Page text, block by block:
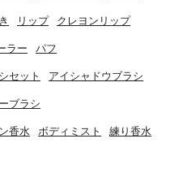
リップ クレヨンリップ
ラー パフ
セット アイシャドウブラシ
ブラシ
香水 ボディミスト 練り香水